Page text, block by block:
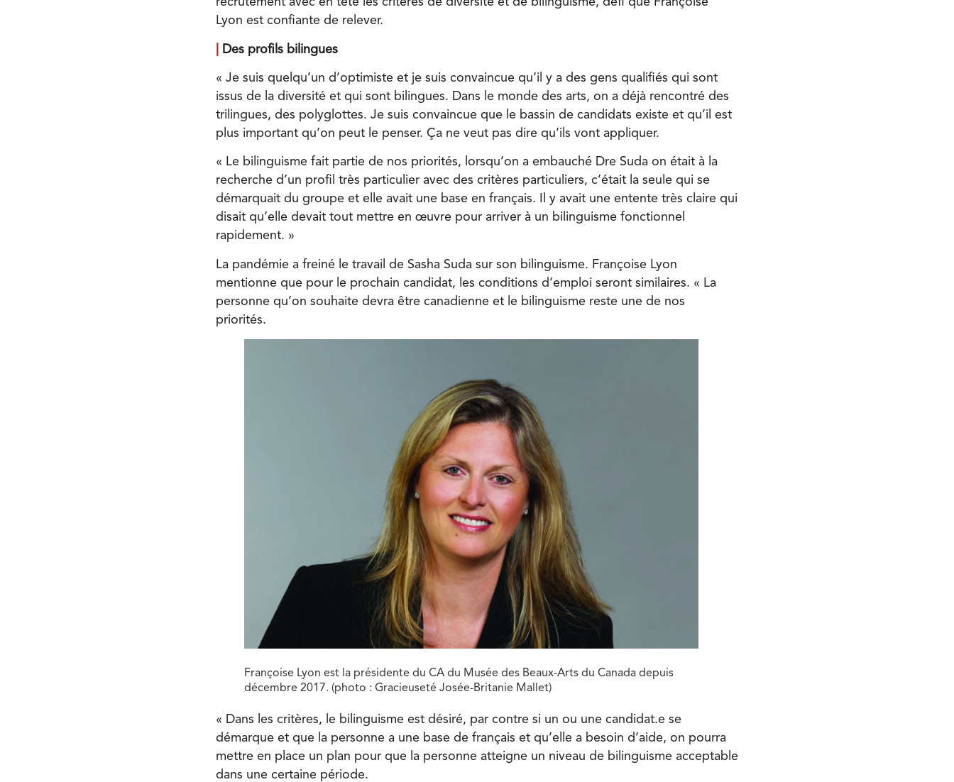
Lyon est confiante de relever.
Des profils bilingues
« Je suis quelqu’un d’optimiste et je suis convaincue qu’il y a des gens qualifiés qui sont
issus de la diversité et qui sont bilingues. Dans le monde des arts, on a déjà rencontré des
trilingues, des polyglottes. Je suis convaincue que le bassin de candidats existe et qu’il est
plus important qu’on peut le penser. Ça ne veut pas dire qu’ils vont appliquer.
« Le bilinguisme fait partie de nos priorités, lorsqu’on a embauché Dre Suda on était à la
recherche d’un profil très particulier avec des critères particuliers, c’était la seule qui se
démarquait du groupe et elle avait une base en français. Il y avait une entente très claire qui
disait qu’elle devait tout mettre en œuvre pour arriver à un bilinguisme fonctionnel
rapidement. »
La pandémie a freiné le travail de Sasha Suda sur son bilinguisme. Françoise Lyon
mentionne que pour le prochain candidat, les conditions d’emploi seront similaires. « La
personne qu’on souhaite devra être canadienne et le bilinguisme reste une de nos
priorités.
Françoise Lyon est la présidente du CA du Musée des Beaux-Arts du Canada depuis
décembre 2017. (photo : Gracieuseté Josée-Britanie Mallet)
« Dans les critères, le bilinguisme est désiré, par contre si un ou une candidat.e se
démarque et que la personne a une base de français et qu’elle a besoin d’aide, on pourra
mettre en place un plan pour que la personne atteigne un niveau de bilinguisme acceptable
dans une certaine période.